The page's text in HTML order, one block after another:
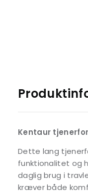
Kentaur
Dette lang
funktionalitet og
daglig brug i
kræver både